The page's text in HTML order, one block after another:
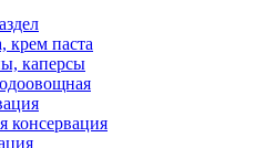
крем паста
каперсы
консервация